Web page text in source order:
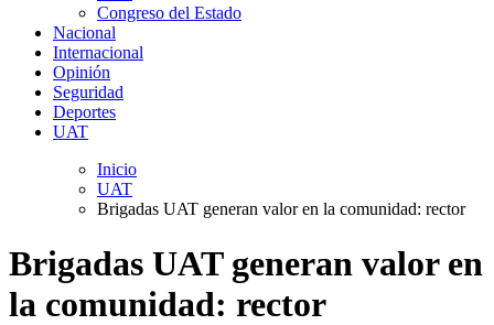
Congreso del Estado
Nacional
Internacional
Opinión
Seguridad
Deportes
UAT
Inicio
UAT
Brigadas UAT generan valor en la comunidad: rector
Brigadas UAT generan valor en
la comunidad: rector